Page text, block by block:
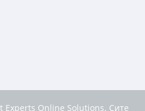
Experts Online Solutions. Сите